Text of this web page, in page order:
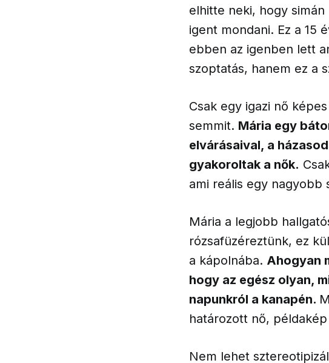
elhitte neki, hogy
igent mondani. Ez a 15
ebben az igenben lett
szoptatás, hanem ez a
Csak egy igazi nő
semmit. Mária egy
elvárásaival, a
gyakoroltak a nők.
ami reális egy
Mária a legjobb
rózsafüzéreztünk, ez
a kápolnába. Ahogyan
hogy az egész olyan,
napunkról a kanapén.
határozott nő,
Nem lehet